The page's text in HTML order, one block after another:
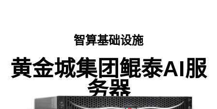
智算基础设施
黄金城集团鲲泰AI服
务器